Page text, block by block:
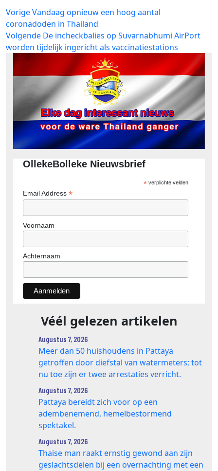
Bericht
navigatie
VorigeVorig
bericht:
Vandaag opnieuw een hoog aantal
coronadoden in Thailand
Volgende Volgend
bericht:
De incheckbalies op Suvarnabhumi AirPort
worden tijdelijk ingericht als vaccinatiestations
OllekeBolleke Nieuwsbrief
*verplichte velden
Email Address *
Voornaam
Achternaam
Véél gelezen artikelen
Augustus 7, 2026
Meer dan 50 huishoudens in Pattaya
getroffen door diefstal van watermeters; tot
nu toe zijn er twee arrestaties verricht.
Augustus 7, 2026
Pattaya bereidt zich voor op een
adembenemend, hemelbestormend
spektakel.
Augustus 7, 2026
Thaise man raakt ernstig gewond aan zijn
geslachtsdelen bij een overnachting met een